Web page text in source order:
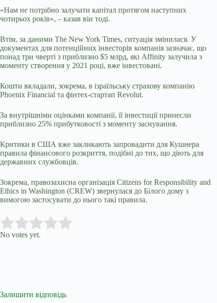
«Нам не потрібно залучати капітал протягом наступних
чотирьох років», – казав він тоді.
Втім, за даними The New York Times, ситуація змінилася. У
документах для потенційних інвесторів компанія зазначає, що
понад три чверті з приблизно $5 млрд, які Affinity залучила з
моменту створення у 2021 році, вже інвестовані.
Кошти вкладали, зокрема, в ізраїльську страхову компанію
Phoenix Financial та фінтех-стартап Revolut.
За внутрішніми оцінками компанії, її інвестиції принесли
приблизно 25% прибутковості з моменту заснування.
Критики в США вже закликають запровадити для Кушнера
правила фінансового розкриття, подібні до тих, що діють для
державних службовців.
Зокрема, правозахисна організація Citizens for Responsibility and
Ethics in Washington (CREW) звернулася до Білого дому з
вимогою застосувати до нього такі правила.
Rate this item:
No votes yet.
Залишити відповідь